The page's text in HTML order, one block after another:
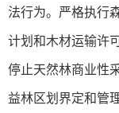
法行为。严格执行
计划和木材运输许
停止天然林商业性
益林区划界定和管